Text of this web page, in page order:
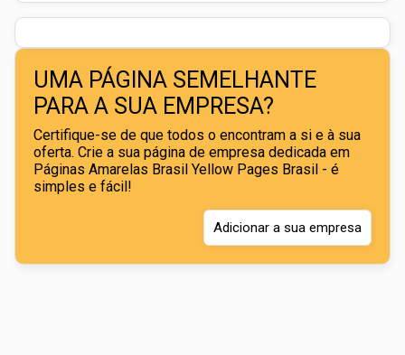
UMA PÁGINA SEMELHANTE
PARA A SUA EMPRESA?
Certifique-se de que todos o encontram a si e à sua
oferta. Crie a sua página de empresa dedicada em
Páginas Amarelas Brasil Yellow Pages Brasil - é
simples e fácil!
Adicionar a sua empresa